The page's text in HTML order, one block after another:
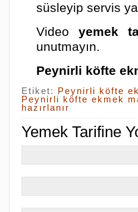
süsleyip servis
Video yemek
unutmayın.
Peynirli köfte
Etiket: Peynirli köfte
Peynirli köfte ekmek
hazırlanır
Yemek Tarifine